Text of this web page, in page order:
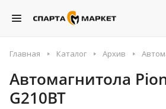
Главная Каталог Архив
Автомагнитола
G210BT